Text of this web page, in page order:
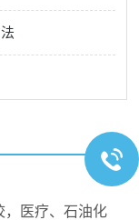
医疗、石油化